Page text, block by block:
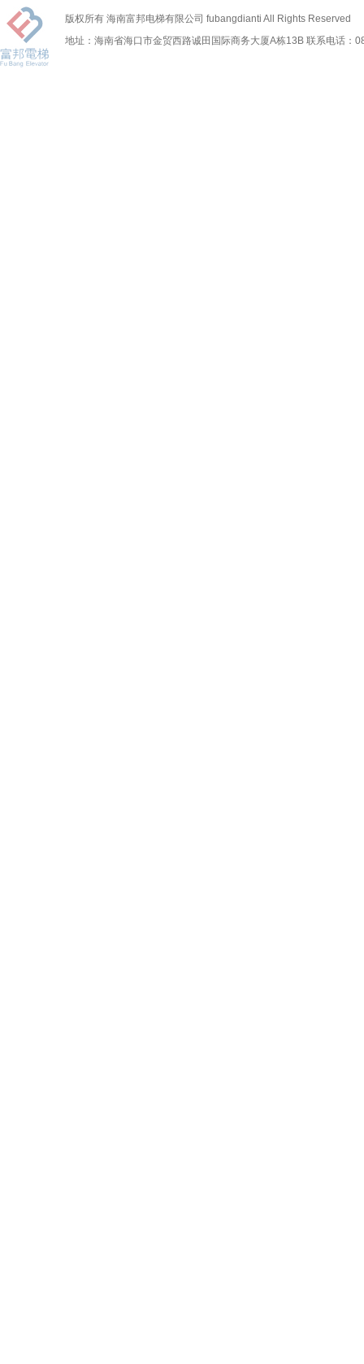
版权所有 海南富邦电梯有限公司 fubangdianti All Rights Reserved
地址：海南省海口市金贸西路诚田国际商务大厦A栋13B 联系电话